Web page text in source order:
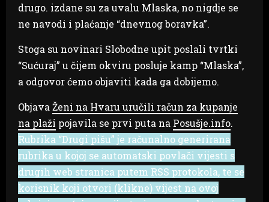
drugo. izdane su za uvalu Mlaska, no nigdje se
ne navodi i plaćanje “dnevnog boravka”.
Stoga su novinari Slobodne upit poslali tvrtki
“Sućuraj” u čijem okviru posluje kamp “Mlaska”,
a odgovor ćemo objaviti kada ga dobijemo.
Objava Ženi na Hvaru uručili račun za kupanje
na plaži pojavila se prvi puta na Posušje.info.
Rubrika “Drugi pišu” je računalno generirana
rubrika u kojoj se automatski povlači vijesti s
drugih web stranica putem RSS protokola, te se
korisnik koji otvori (klikne) vijest na ovoj